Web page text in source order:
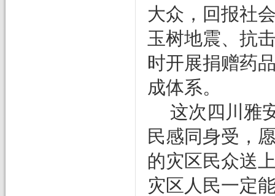
大众，回报社
玉树地震、 抗
时开展捐赠药
成体系。
这次四川雅
民感同身受，
的灾区民众送
灾区人民一定